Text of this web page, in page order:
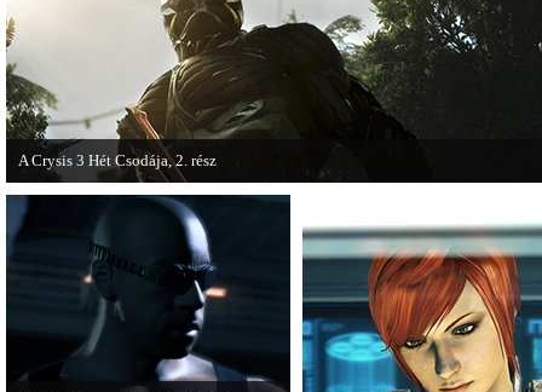
videója.
A Crysis 3 Hét Csodája, 2. rész
Megjelent a Crysis 3 videosorozat második része, amely a The Hunt címet